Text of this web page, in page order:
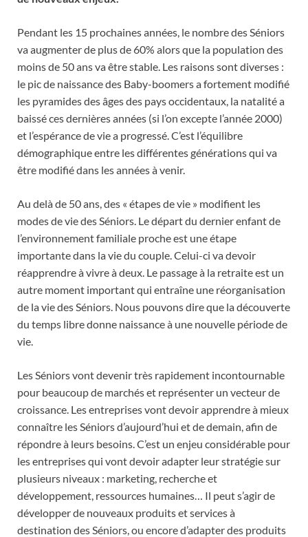
Pendant les 15 prochaines années, le nombre des Séniors
va augmenter de plus de 60% alors que la population des
moins de 50 ans va être stable. Les raisons sont diverses :
le pic de naissance des Baby-boomers a fortement modifié
les pyramides des âges des pays occidentaux, la natalité a
baissé ces dernières années (si l’on excepte l’année 2000)
et l’espérance de vie a progressé. C’est l’équilibre
démographique entre les différentes générations qui va
être modifié dans les années à venir.
Au delà de 50 ans, des « étapes de vie » modifient les
modes de vie des Séniors. Le départ du dernier enfant de
l’environnement familiale proche est une étape
importante dans la vie du couple. Celui-ci va devoir
réapprendre à vivre à deux. Le passage à la retraite est un
autre moment important qui entraîne une réorganisation
de la vie des Séniors. Nous pouvons dire que la découverte
du temps libre donne naissance à une nouvelle période de
vie.
Les Séniors vont devenir très rapidement incontournable
pour beaucoup de marchés et représenter un vecteur de
croissance. Les entreprises vont devoir apprendre à mieux
connaître les Séniors d’aujourd’hui et de demain, afin de
répondre à leurs besoins. C’est un enjeu considérable pour
les entreprises qui vont devoir adapter leur stratégie sur
plusieurs niveaux : marketing, recherche et
développement, ressources humaines… Il peut s’agir de
développer de nouveaux produits et services à
destination des Séniors, ou encore d’adapter des produits